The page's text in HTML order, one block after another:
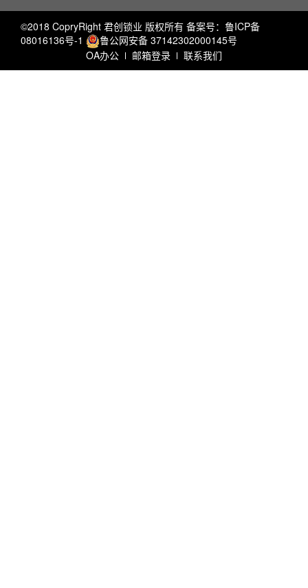
©2018 CopryRight 君创锁业 版权所有 备案号： 鲁ICP备
08016136号-1
鲁公网安备 37142302000145号
OA办公
邮箱登录 联系我们